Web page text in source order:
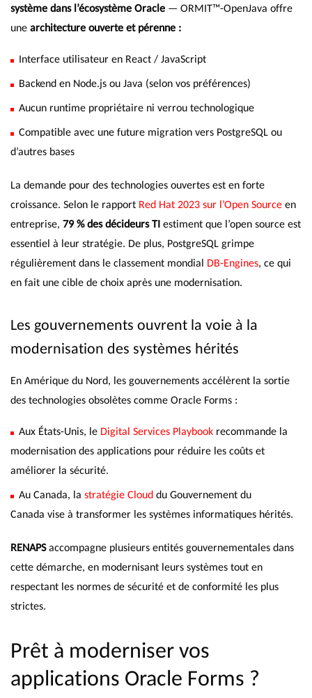
système dans l’écosystème Oracle — ORMIT™-OpenJava offre
une architecture ouverte et pérenne :
Interface utilisateur en React / JavaScript
Backend en Node.js ou Java (selon vos préférences)
Aucun runtime propriétaire ni verrou technologique
Compatible avec une future migration vers PostgreSQL ou
d’autres bases
La demande pour des technologies ouvertes est en forte
croissance. Selon le rapport Red Hat 2023 sur l’Open Source en
entreprise, 79 % des décideurs TI estiment que l’open source est
essentiel à leur stratégie. De plus, PostgreSQL grimpe
régulièrement dans le classement mondial DB-Engines, ce qui
en fait une cible de choix après une modernisation.
Les gouvernements ouvrent la voie à la
modernisation des systèmes hérités
En Amérique du Nord, les gouvernements accélèrent la sortie
des technologies obsolètes comme Oracle Forms :
Aux États-Unis, le Digital Services Playbook recommande la
modernisation des applications pour réduire les coûts et
améliorer la sécurité.
Au Canada, la stratégie Cloud du Gouvernement du
Canada vise à transformer les systèmes informatiques hérités.
RENAPSaccompagne plusieurs entités gouvernementales dans
cette démarche, en modernisant leurs systèmes tout en
respectant les normes de sécurité et de conformité les plus
strictes.
Prêt à moderniser vos
applications Oracle Forms ?